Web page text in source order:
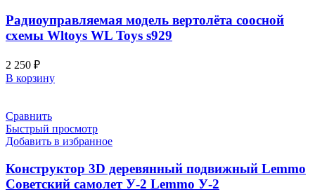
Радиоуправляемая модель вертолёта соосной
схемы Wltoys WL Toys s929
2 250 ₽
В корзину
Сравнить
Быстрый просмотр
Добавить в избранное
Конструктор 3D деревянный подвижный Lemmo
Советский самолет У-2 Lemmo У-2